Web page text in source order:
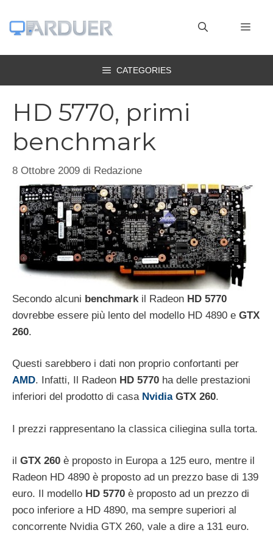
CATEGORIES
HD 5770, primi
benchmark
8 Ottobre 2009 di Redazione
Secondo alcuni benchmarkil Radeon HD 5770
dovrebbe essere più lento del modello HD 4890 e GTX
260.
Questi sarebbero i dati non proprio confortanti per
AMD. Infatti, Il Radeon HD 5770 ha delle prestazioni
inferiori del prodotto di casa Nvidia GTX 260.
I prezzi rappresentano la classica ciliegina sulla torta.
il GTX 260 è proposto in Europa a 125 euro, mentre il
Radeon HD 4890 è proposto ad un prezzo base di 139
euro. Il modello HD 5770 è proposto ad un prezzo di
poco inferiore a HD 4890, ma sempre superiori al
concorrente Nvidia GTX 260, vale a dire a 131 euro.